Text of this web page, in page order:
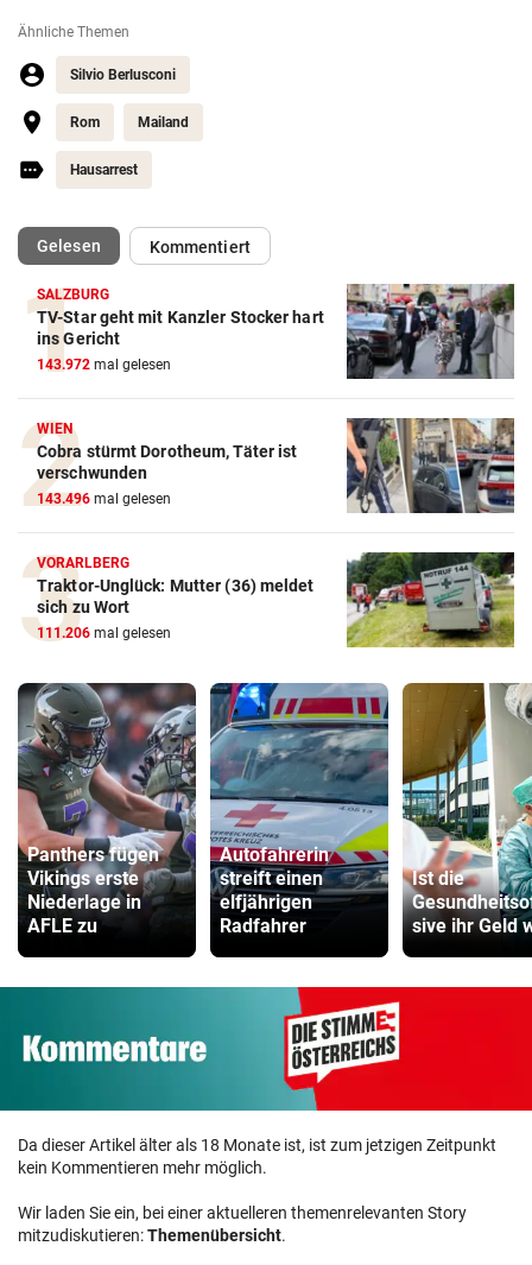
Ähnliche Themen
Silvio Berlusconi
Rom Mailand
Hausarrest
Gelesen(ausgewählt)Kommentiert
SALZBURG
TV-Star geht mit Kanzler Stocker hart
ins Gericht
143.972 mal gelesen
WIEN
Cobra stürmt Dorotheum, Täter ist
verschwunden
143.496 mal gelesen
VORARLBERG
Traktor-Unglück: Mutter (36) meldet
sich zu Wort
111.206 mal gelesen
Panthers fügen
Vikings erste
Niederlage in
AFLE zu
Autofahrerin
streift einen
elfjährigen
Radfahrer
Ist die
sive ihr Geld
Da dieser Artikel älter als 18 Monate ist, ist zum jetzigen Zeitpunkt
kein Kommentieren mehr möglich.
Wir laden Sie ein, bei einer aktuelleren themenrelevanten Story
mitzudiskutieren:Themenübersicht.